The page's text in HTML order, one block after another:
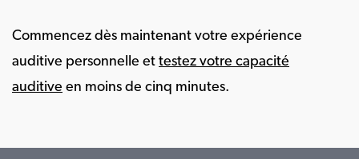
Commencez dès maintenant votre expérience
auditive personnelle et testez votre capacité
auditive en moins de cinq minutes.